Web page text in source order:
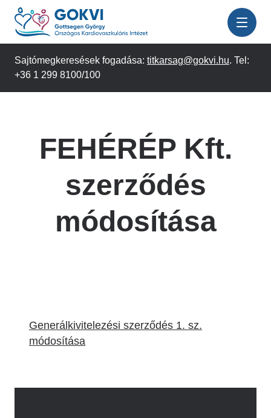
Ugrás
tartalomra
Sajtómegkeresések fogadása: titkarsag@gokvi.hu. Tel:
+36 1 299 8100/100
FEHÉRÉP Kft.
szerződés
módosítása
Generálkivitelezési szerződés 1. sz.
módosítása